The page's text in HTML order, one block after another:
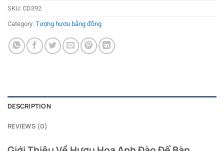
SKU: CD392
Category: Tượng hươu bằng đồng
DESCRIPTION
REVIEWS (0)